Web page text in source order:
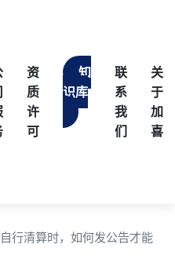
资
质
许
可
知
识库
联
系
我
们
关
于
加
喜
行清算时，如何发公告才能